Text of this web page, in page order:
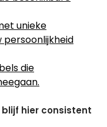
unieke
persoonlijkheid
die
hier consistent